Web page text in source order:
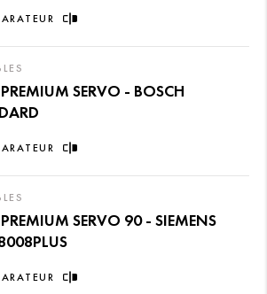
SERVO - BOSCH
SERVO 90 - SIEMENS